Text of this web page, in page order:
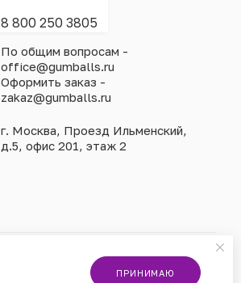
8 800 250 3805
По общим вопросам -
office@gumballs.ru
Оформить заказ -
zakaz@gumballs.ru
г. Москва, Проезд Ильменский,
д.5, офис 201, этаж 2
ПРИНИМАЮ